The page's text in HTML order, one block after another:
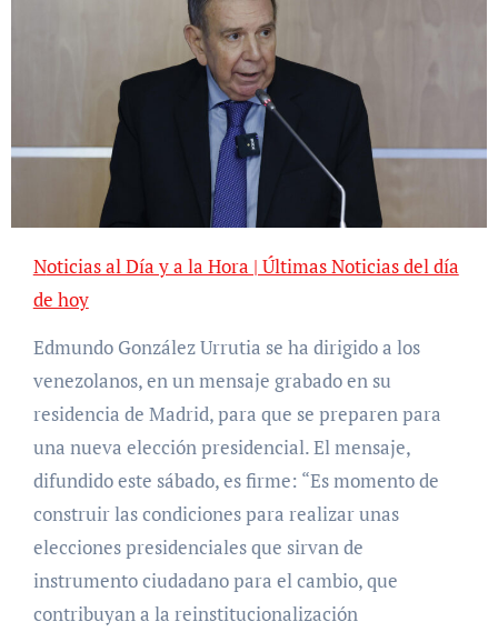
Noticias al Día y a la Hora | Últimas Noticias del día
de hoy
Edmundo González Urrutia se ha dirigido a los
venezolanos, en un mensaje grabado en su
residencia de Madrid, para que se preparen para
una nueva elección presidencial. El mensaje,
difundido este sábado, es firme: “Es momento de
construir las condiciones para realizar unas
elecciones presidenciales que sirvan de
instrumento ciudadano para el cambio, que
contribuyan a la reinstitucionalización